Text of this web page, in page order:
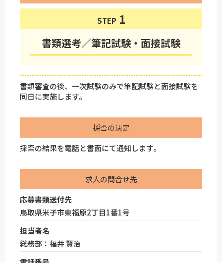
STEP
書類選考／筆記試験・面接試験
書類審査の後、一次試験のみで筆記試験と面接試験を
同日に実施します。
採否の決定
採否の結果を電話と書面にて通知します。
求人の問合せ先
応募書類送付先
鳥取県米子市東福原2丁目1番1号
担当者名
総務部：福井 賢治